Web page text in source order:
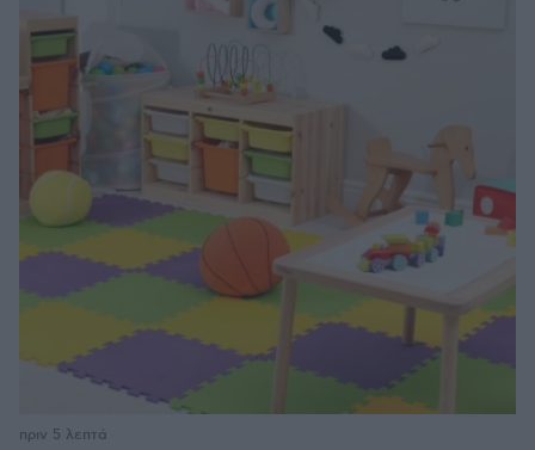
πριν 5 λεπτά